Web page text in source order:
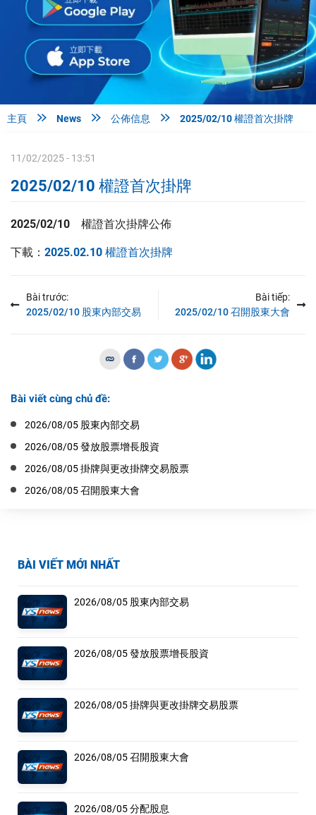
主頁  News  公佈信息  2025/02/10 權證首次掛牌
BÀI VIẾT MỚI NHẤT
2026/08/05 股東內部交易
2026/08/05 發放股票增長股資
2026/08/05 掛牌與更改掛牌交易股票
2026/08/05 召開股東大會
2026/08/05 分配股息
11/02/2025 - 13:51
2025/02/10 權證首次掛牌
2025/02/10 權證首次掛牌公佈
下載： 2025.02.10 權證首次掛牌
Bài trước:
2025/02/10 股東內部交易
Bài tiếp:
2025/02/10 召開股東大會
Bài viết cùng chủ đề:
2026/08/05 股東內部交易
2026/08/05 發放股票增長股資
2026/08/05 掛牌與更改掛牌交易股票
2026/08/05 召開股東大會